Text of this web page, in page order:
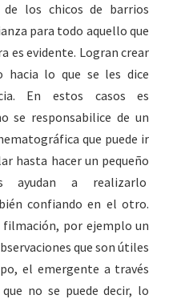
los chicos de barrios
para todo aquello que
es evidente. Logran crear
hacia lo que se les dice
En estos casos es
se responsabilice de un
que puede ir
hasta hacer un pequeño
ayudan a realizarlo
confiando en el otro.
por ejemplo un
que son útiles
el emergente a través
no se puede decir, lo